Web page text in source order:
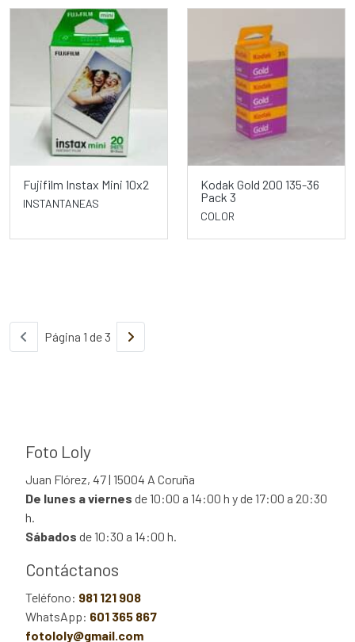
Fujifilm Instax Mini 10x2
INSTANTANEAS
Kodak Gold 200 135-36
Pack 3
COLOR
Página 1 de 3
Foto Loly
Juan Flórez, 47 | 15004 A Coruña
De lunes a viernes de 10:00 a 14:00 h y de 17:00 a 20:30
h.
Sábados de 10:30 a 14:00 h.
Contáctanos
Teléfono: 981 121 908
WhatsApp: 601 365 867
fotololy@gmail.com